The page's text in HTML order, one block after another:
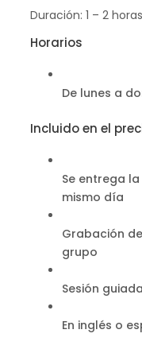
Duración: 1 – 2
Horarios
De lunes a
Incluido en el
Se entrega
mismo día
Grabación
grupo
Sesión
En inglés o